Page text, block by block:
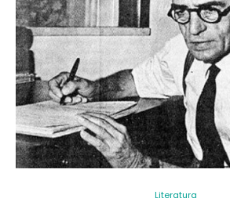
Literatura